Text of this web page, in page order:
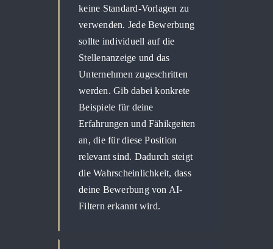
keine Standard-Vorlagen zu
verwenden. Jede Bewerbung
sollte individuell auf die
Stellenanzeige und das
Unternehmen zugeschritten
werden. Gib dabei konkrete
Beispiele für deine
Erfahrungen und Fähikgeiten
an, die für diese Position
relevant sind. Dadurch steigt
die Wahrscheinlichkeit, dass
deine Bewerbung von AI-
Filtern erkannt wird.